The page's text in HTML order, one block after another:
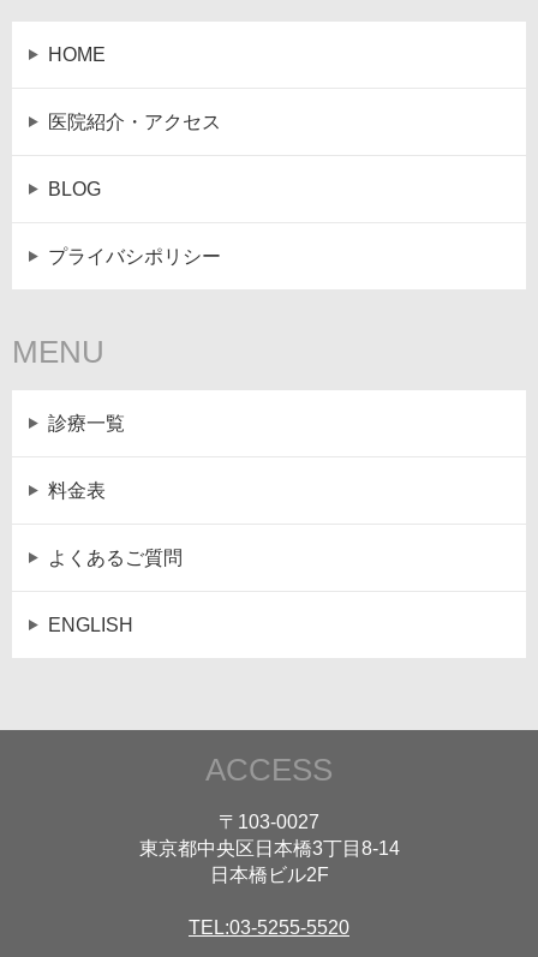
HOME
医院紹介・アクセス
BLOG
プライバシポリシー
MENU
診療一覧
料金表
よくあるご質問
ENGLISH
ACCESS
〒103-0027
東京都中央区日本橋3丁目8-14
日本橋ビル2F
TEL:03-5255-5520